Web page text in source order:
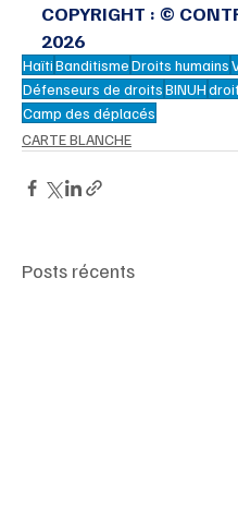
COPYRIGHT : ©
2026
HaïtiBanditismeDroits humains
Défenseurs de droitsBINUH
Camp des déplacés
CARTE BLANCHE
Posts récents